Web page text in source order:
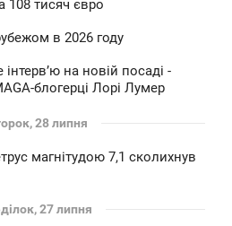
108 тисяч євро
в 2026 году
на новій посаді -
блогерці Лорі Лумер
28 липня
магнітудою 7,1 сколихнув
27 липня